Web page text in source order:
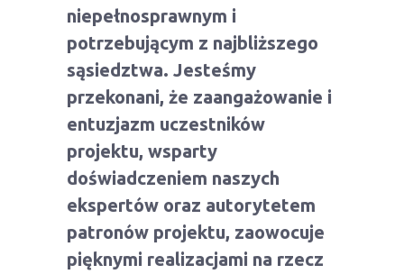
niepełnosprawnym i
potrzebującym z najbliższego
sąsiedztwa. Jesteśmy
przekonani, że zaangażowanie i
entuzjazm uczestników
projektu, wsparty
doświadczeniem naszych
ekspertów oraz autorytetem
patronów projektu, zaowocuje
pięknymi realizacjami na rzecz